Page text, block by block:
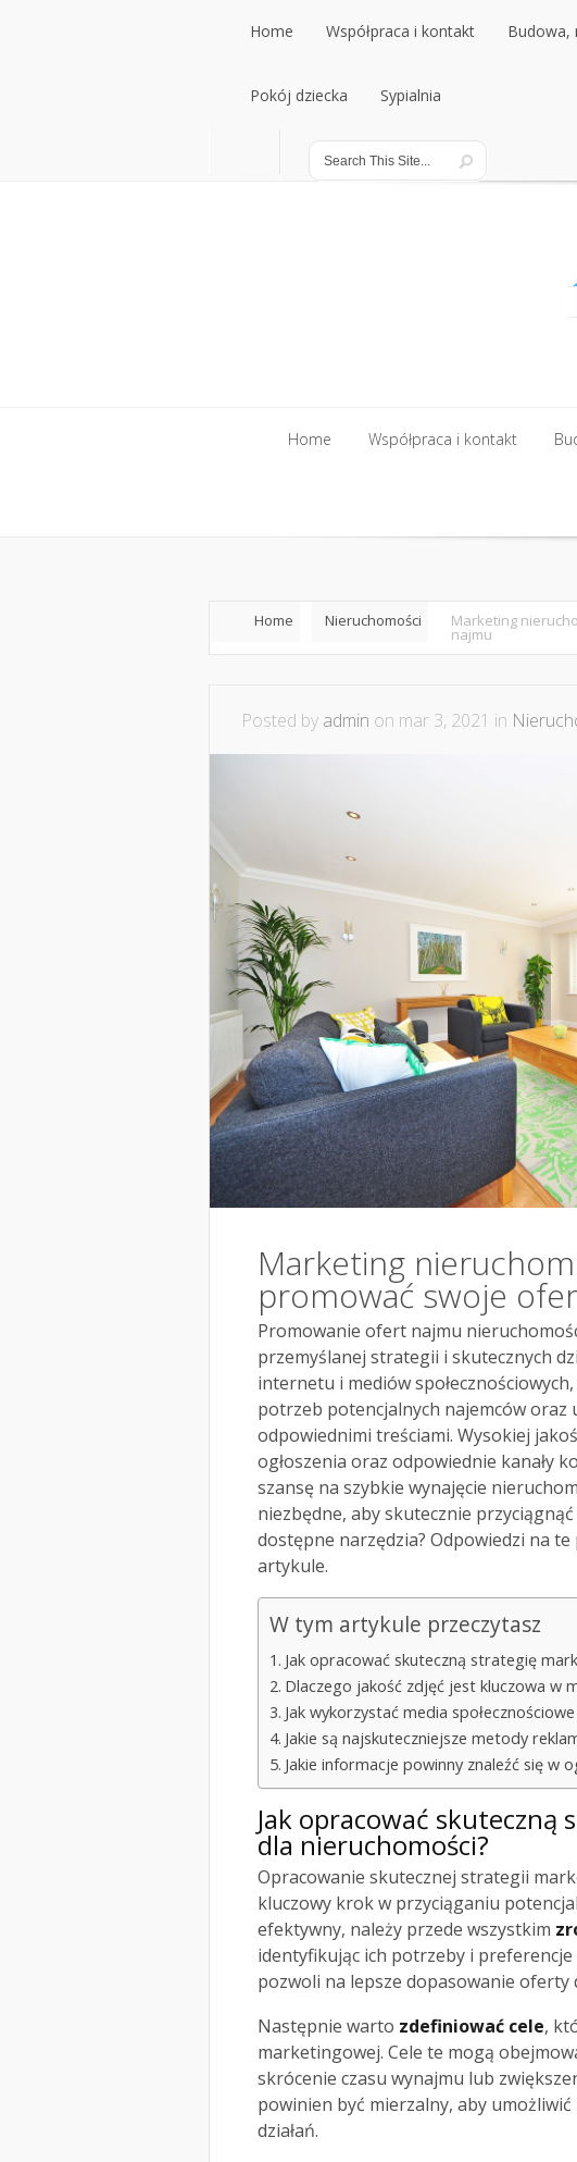
Home
Home
Współpraca i kontakt
Współpraca i kontakt
Budowa,
Pokój dziecka
Pokój dziecka
Sypialnia
Sypialnia
Home Współpraca i kontakt
Home Nieruchomości Marketing
najmu
Posted by admin on mar 3, 2021 in
Marketing
promować swoje
Promowanie ofert najmu
przemyślanej strategii i skutecznych
internetu i mediów
potrzeb potencjalnych najemców oraz
odpowiednimi treściami. Wysokiej
ogłoszenia oraz odpowiednie kanały
szansę na szybkie wynajęcie
niezbędne, aby skutecznie
dostępne narzędzia? Odpowiedzi na
artykule.
W tym artykule przeczytasz
Jak opracować skuteczną strategię
Dlaczego jakość zdjęć jest kluczowa w
Jak wykorzystać media
Jakie są najskuteczniejsze metody
Jakie informacje powinny znaleźć się w
Jak opracować
dla nieruchomości?
Opracowanie skutecznej strategii
kluczowy krok w przyciąganiu
efektywny, należy przede wszystkim
identyfikując ich potrzeby i
pozwoli na lepsze dopasowanie oferty
Następnie warto zdefiniować cele,
marketingowej. Cele te mogą
skrócenie czasu wynajmu lub
powinien być mierzalny, aby
działań.